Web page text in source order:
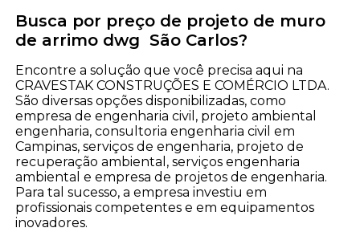
Busca por preço de projeto de muro
de arrimo dwg São Carlos?
Encontre a solução que você precisa aqui na
CRAVESTAK CONSTRUÇÕES E COMÉRCIO LTDA.
São diversas opções disponibilizadas, como
empresa de engenharia civil, projeto ambiental
engenharia, consultoria engenharia civil em
Campinas, serviços de engenharia, projeto de
recuperação ambiental, serviços engenharia
ambiental e empresa de projetos de engenharia.
Para tal sucesso, a empresa investiu em
profissionais competentes e em equipamentos
inovadores.